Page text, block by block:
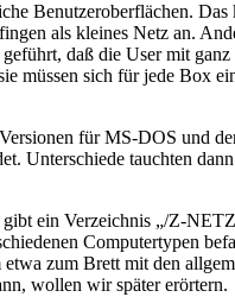
Benutzeroberflächen.
als kleines Netz an.
daß die User mit
müssen sich für jede Box
für MS-DOS und
Unterschiede tauchten
ein Verzeichnis „/Z-
Computertypen
zum Brett mit den
wollen wir später erörtern.